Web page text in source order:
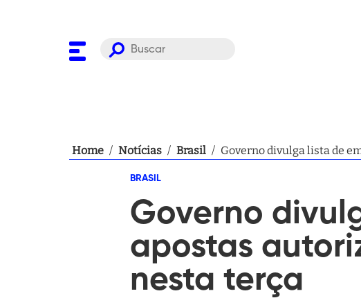
Home / Notícias / Brasil /
BRASIL
Governo
apostas
nesta terça